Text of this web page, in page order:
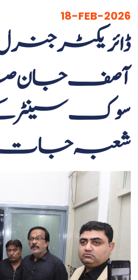
18-FEB-2026
ڈائریکٹر
آصف جان
سوک سینٹر
شعبہ جات کا